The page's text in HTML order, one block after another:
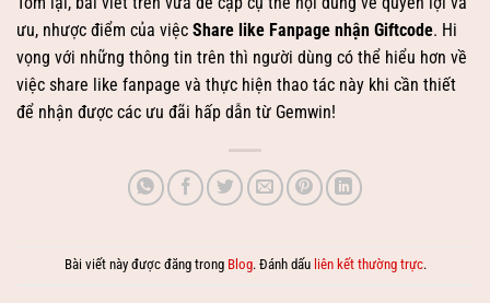
ưu, nhược điểm của việc Share like Fanpage nhận Giftcode. Hi
vọng với những thông tin trên thì người dùng có thể hiểu hơn về
việc share like fanpage và thực hiện thao tác này khi cần thiết
để nhận được các ưu đãi hấp dẫn từ Gemwin!
Bài viết này được đăng trong Blog. Đánh dấu liên kết thường trực.